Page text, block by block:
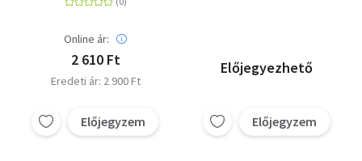
Online ár:
2 610 Ft
Eredeti ár: 2 900 Ft
Előjegyzem
Előjegyezhető
Előjegyzem